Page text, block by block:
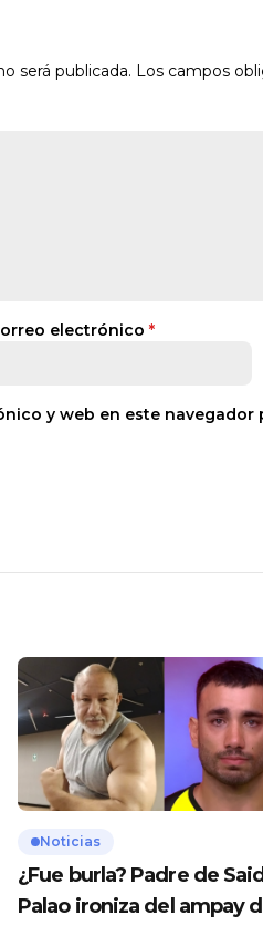
será publicada. Los campos
electrónico *
y web en este navegador
Noticias
¿Fue burla? Padre de
Palao ironiza del ampay